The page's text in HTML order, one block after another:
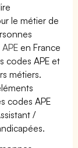
le métier de
en France
codes APE et
métiers.
codes APE
/